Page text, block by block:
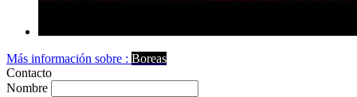
Más información sobre : Boreas
Contacto
Nombre